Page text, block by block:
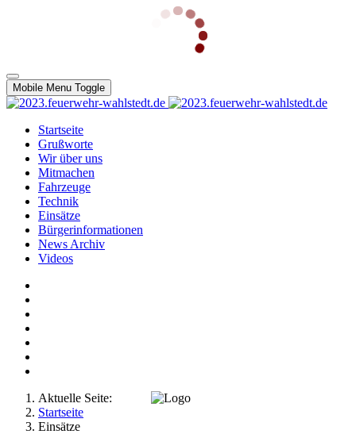
Mobile Menu Toggle
Startseite
Grußworte
Wir über uns
Mitmachen
Fahrzeuge
Technik
Einsätze
Bürgerinformationen
News Archiv
Videos
Aktuelle Seite:
Startseite
Einsätze